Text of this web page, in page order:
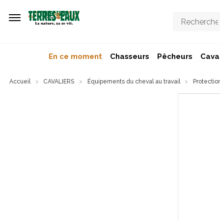
En ce moment Chasseurs Pêcheurs
Accueil CAVALIERS Équipements du cheval au travail